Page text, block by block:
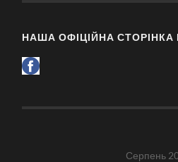
НАША ОФІЦІЙНА СТОРІНКА
Серпень